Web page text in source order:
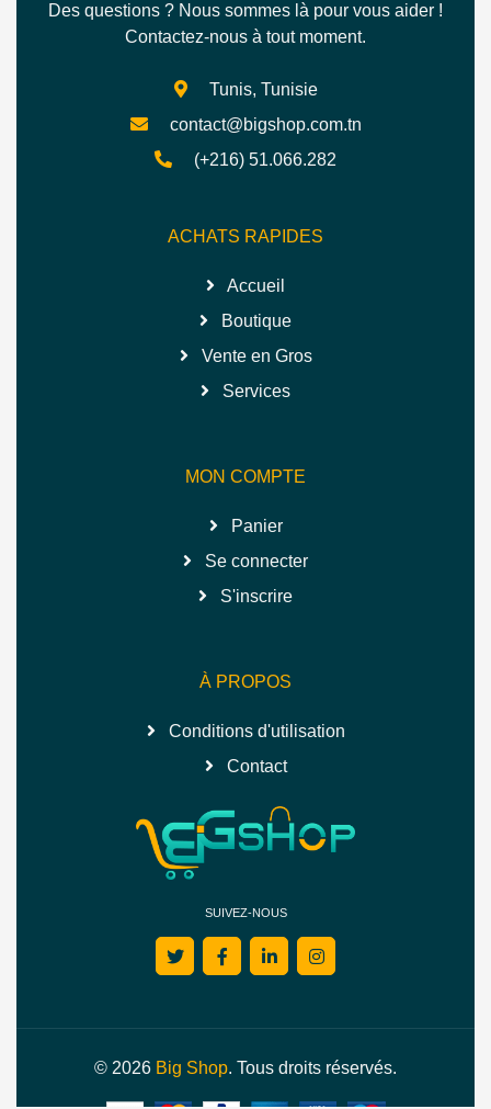
Des questions ? Nous sommes là pour vous aider !
Contactez-nous à tout moment.
Tunis, Tunisie
contact@bigshop.com.tn
(+216) 51.066.282
ACHATS RAPIDES
Accueil
Boutique
Vente en Gros
Services
MON COMPTE
Panier
Se connecter
S'inscrire
À PROPOS
Conditions d'utilisation
Contact
SUIVEZ-NOUS
© 2026 Big Shop. Tous droits réservés.